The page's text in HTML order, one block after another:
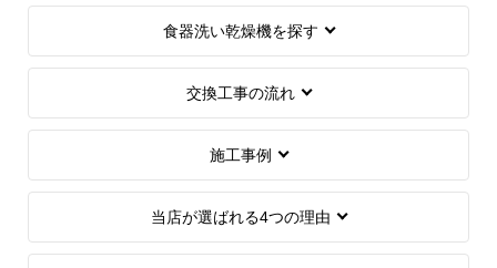
食器洗い乾燥機を探す
交換工事の流れ
施工事例
当店が選ばれる4つの理由